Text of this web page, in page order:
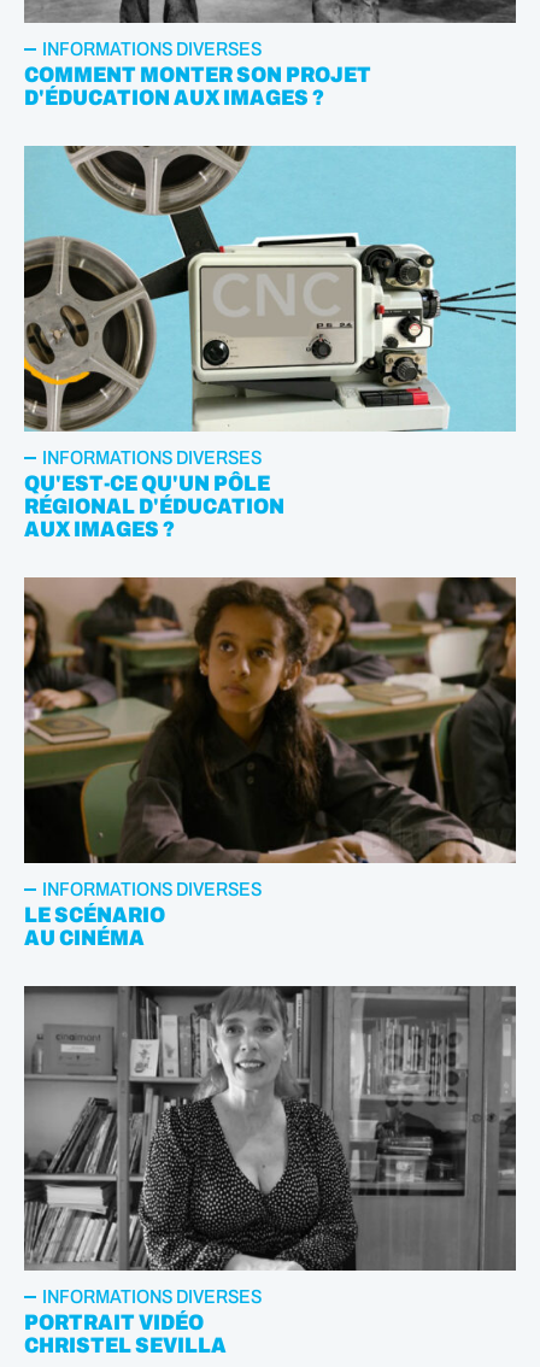
INFORMATIONS DIVERSES
COMMENT MONTER SON PROJET
D'ÉDUCATION AUX IMAGES ?
INFORMATIONS DIVERSES
QU'EST-CE QU'UN PÔLE
RÉGIONAL D'ÉDUCATION
AUX IMAGES ?
INFORMATIONS DIVERSES
LE SCÉNARIO
AU CINÉMA
INFORMATIONS DIVERSES
PORTRAIT VIDÉO
CHRISTEL SEVILLA